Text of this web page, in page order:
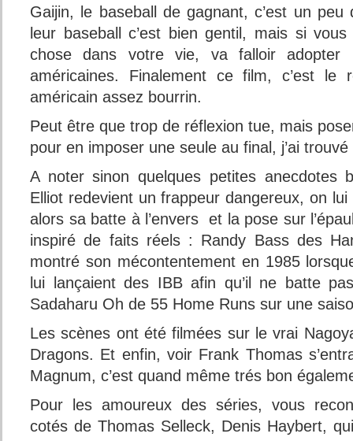
Gaijin, le baseball de gagnant, c’est un
leur baseball c’est bien gentil, mais si
chose dans votre vie, va falloir adopter
américaines. Finalement ce film, c’est le
américain assez bourrin.
Peut être que trop de réflexion tue, mais
pour en imposer une seule au final, j’ai
A noter sinon quelques petites
Elliot redevient un frappeur dangereux, on
alors sa batte à l’envers et la pose sur
inspiré de faits réels : Randy Bass des
montré son mécontentement en 1985
lui lançaient des IBB afin qu’il ne batte
Sadaharu Oh de 55 Home Runs sur une
Les scènes ont été filmées sur le vrai
Dragons. Et enfin, voir Frank Thomas
Magnum, c’est quand même trés bon
Pour les amoureux des séries, vous
cotés de Thomas Selleck, Denis Haybert,